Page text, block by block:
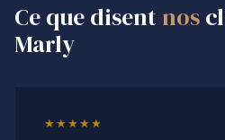
Ce que disent nos
Marly
★★★★★